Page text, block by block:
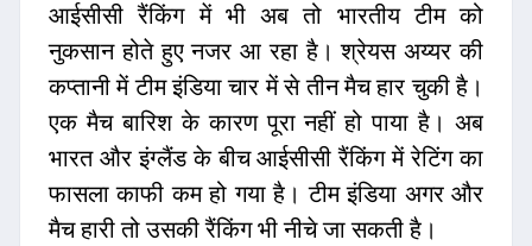
आईसीसी रैंकिंग में भी अब तो भारतीय टीम को
नुकसान होते हुए नजर आ रहा है। श्रेयस अय्यर की
कप्तानी में टीम इंडिया चार में से तीन मैच हार चुकी है।
एक मैच बारिश के कारण पूरा नहीं हो पाया है। अब
भारत और इंग्लैंड के बीच आईसीसी रैंकिंग में रेटिंग का
फासला काफी कम हो गया है। टीम इंडिया अगर और
मैच हारी तो उसकी रैंकिंग भी नीचे जा सकती है।